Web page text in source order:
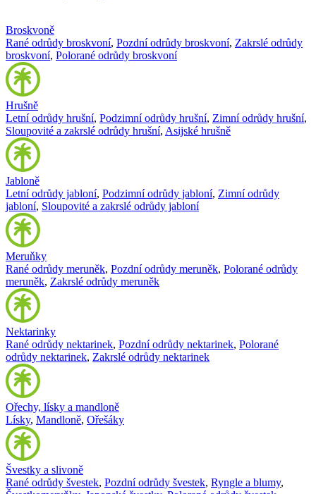
Broskvoně
Rané odrůdy broskvoní, Pozdní odrůdy broskvoní, Zakrslé odrůdy
broskvoní, Polorané odrůdy broskvoní
Hrušně
Letní odrůdy hrušní, Podzimní odrůdy hrušní, Zimní odrůdy hrušní,
Sloupovité a zakrslé odrůdy hrušní, Asijské hrušně
Jabloně
Letní odrůdy jabloní, Podzimní odrůdy jabloní, Zimní odrůdy
jabloní, Sloupovité a zakrslé odrůdy jabloní
Meruňky
Rané odrůdy meruněk, Pozdní odrůdy meruněk, Polorané odrůdy
meruněk, Zakrslé odrůdy meruněk
Nektarinky
Rané odrůdy nektarinek, Pozdní odrůdy nektarinek, Polorané
odrůdy nektarinek, Zakrslé odrůdy nektarinek
Ořechy, lísky a mandloně
Lísky, Mandloně, Ořešáky
Švestky a slivoně
Rané odrůdy švestek, Pozdní odrůdy švestek, Ryngle a blumy,